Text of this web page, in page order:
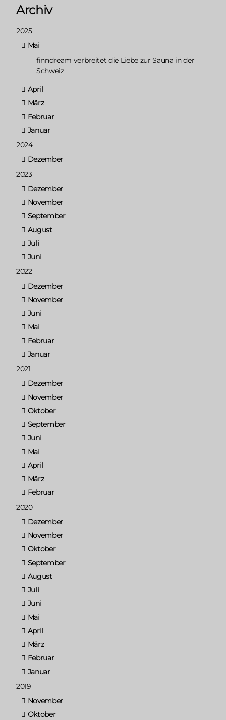
Archiv
2025
Mai
finndream verbreitet die Liebe zur Sauna in der
Schweiz
April
März
Februar
Januar
2024
Dezember
2023
Dezember
November
September
August
Juli
Juni
2022
Dezember
November
Juni
Mai
Februar
Januar
2021
Dezember
November
Oktober
September
Juni
Mai
April
März
Februar
2020
Dezember
November
Oktober
September
August
Juli
Juni
Mai
April
März
Februar
Januar
2019
November
Oktober